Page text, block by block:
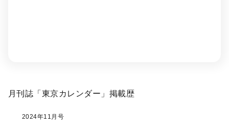
月刊誌「東京カレンダー」掲載歴
2024年11月号